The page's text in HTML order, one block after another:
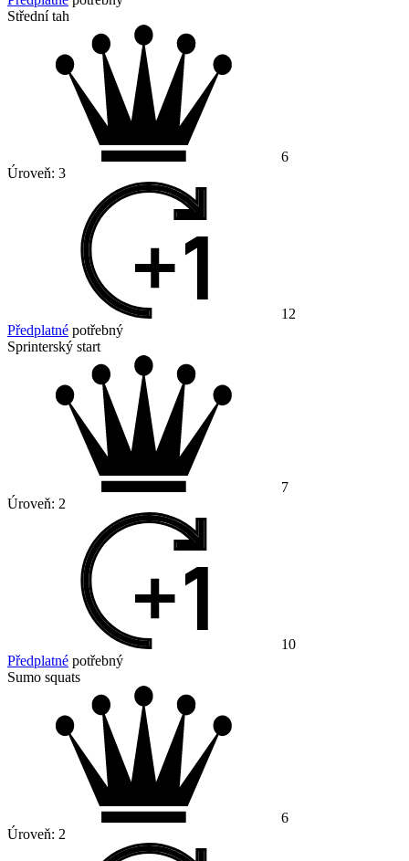
Střední tah
6
Úroveň: 3
12
Předplatné potřebný
Sprinterský start
7
Úroveň: 2
10
Předplatné potřebný
Sumo squats
6
Úroveň: 2